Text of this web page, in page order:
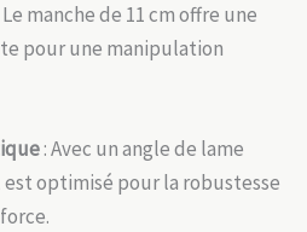
Le manche de 11 cm offre une
pour une manipulation
: Avec un angle de lame
est optimisé pour la robustesse